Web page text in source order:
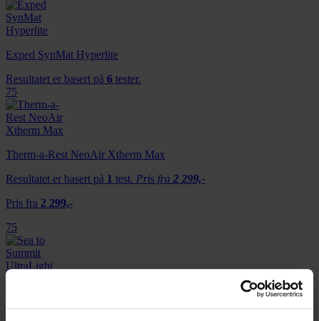
Exped SynMat Hyperlite
Resultatet er basert på 6 tester.
75
Therm-a-Rest NeoAir Xtherm Max
Resultatet er basert på 1 test. Pris fra 2 299,-
Pris fra 2 299,-
75